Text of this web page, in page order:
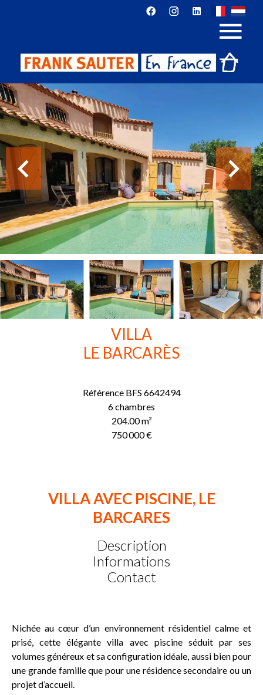
VILLA
LE BARCARÈS
RéférenceBFS 6642494
6 chambres
204.00m²
750 000 €
VILLA AVEC PISCINE, LE
BARCARES
Description
Informations
Contact
Nichée au cœur d’un environnement résidentiel calme et
prisé, cette élégante villa avec piscine séduit par ses
volumes généreux et sa configuration idéale, aussi bien pour
une grande famille que pour une résidence secondaire ou un
projet d’accueil.